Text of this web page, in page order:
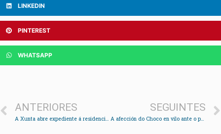
LINKEDIN
PINTEREST
WHATSAPP
ANTERIORES
A Xunta abre expediente á residencia de Pazos de Borbén
SEGUINTES
A afección do Choco en vilo ante o partido do Ourense co Llenerense